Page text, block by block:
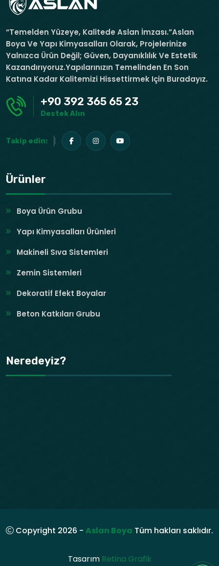
“Temelden Yüzeye, Kalitede Aslan İmzası.”Aslan
Boya Ve Yapı Kimyasalları Olarak, Projelerinize
Yalnızca Ürün Değil; Güven, Dayanıklılık Ve Estetik
Kazandırıyoruz.Yapılarınızın Temelinden En Son
Katına Kadar Kalitemizi Hissettirmek Için Buradayız.
+90 392 365 65 23
Destek Alın
Takip edin:
Ürünler
Boya Ürün Grubu
Yapı Kimyasalları Ürünleri
Makineli Sıva Sistemleri
Zemin Sistemleri
Dekoratif Efekt Boyalar
Beton Katkıları Grubu
Neredeyiz?
Copyright 2026 - Aslan Boya Tüm hakları saklıdır.
Tasarım Retina Grafik